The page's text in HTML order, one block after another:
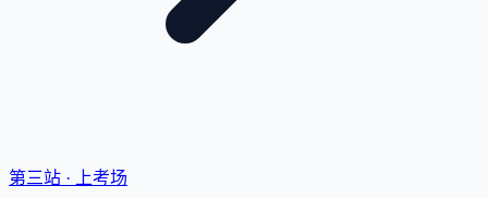
第三站 · 上考场